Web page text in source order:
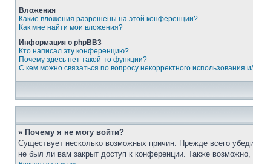
Вложения
Какие вложения разрешены на этой конференции?
Как мне найти мои вложения?
Информация о phpBB3
Кто написал эту конференцию?
Почему здесь нет такой-то функции?
С кем можно связаться по вопросу некорректного
» Почему я не могу войти?
Существует несколько возможных причин. Прежде всего
не был ли вам закрыт доступ к конференции. Также